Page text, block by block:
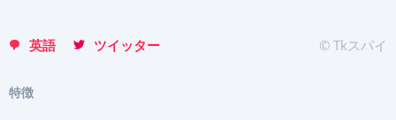
英語 ツイッター © Tkスパイ
特徴